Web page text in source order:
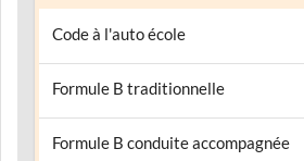
Code à l'auto école
Formule B traditionnelle
Formule B conduite accompagnée